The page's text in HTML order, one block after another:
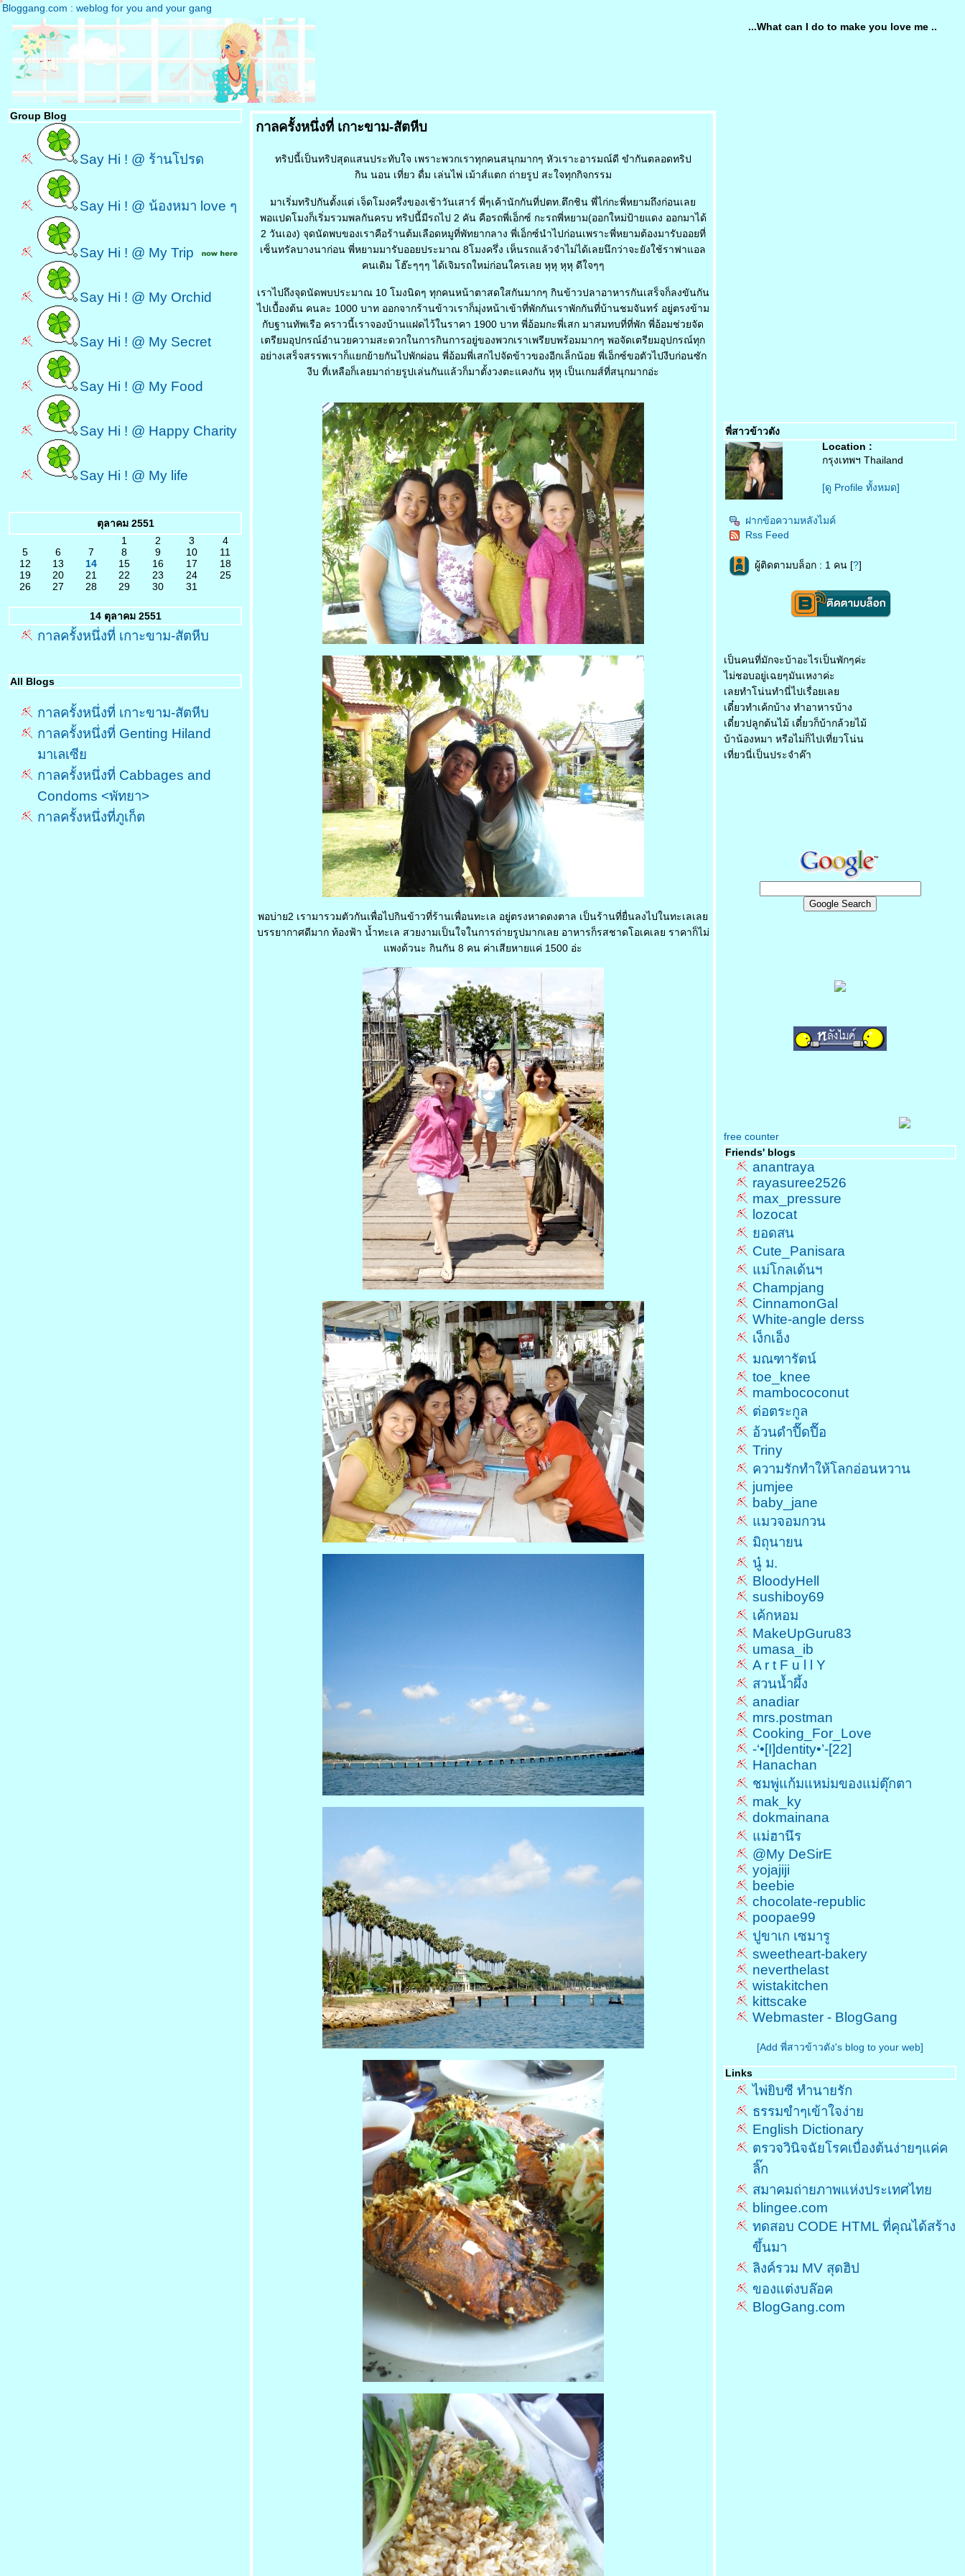
Bloggang.com : weblog for you and your gang
...What can I do to make you love me ..
Group Blog
Say Hi ! @ ร้านโปรด
Say Hi ! @ น้องหมา love ๆ
Say Hi ! @ My Trip
Say Hi ! @ My Orchid
Say Hi ! @ My Secret
Say Hi ! @ My Food
Say Hi ! @ Happy Charity
Say Hi ! @ My life
ตุลาคม 2551
1
2 3
4
5
6 7 8 9 10
11
12
13 14 15 16 17
18
19
20 21 22 23 24
25
26
27 28 29 30 31
14 ตุลาคม 2551
กาลครั้งหนึ่งที่ เกาะขาม-สัตหีบ
All Blogs
กาลครั้งหนึ่งที่ เกาะขาม-สัตหีบ
กาลครั้งหนึ่งที่ Genting Hiland
มาเลเซี
กาลครั้งหนึ่งที่ Cabbages and
Condoms <พัทยา>
กาลครั้งหนึ่งที่ภูเก็ต
กาลครั้งหนึ่งที่ เกาะขาม-สัตหีบ
ทริปนี้เป็นทริปสุดแสนประทับใจ เพราะพวกเราทุกคนสนุกมากๆ หัวเราะอารมณ์ดี ขำกันตลอดทริป
กิน นอน เที่ยว ดื่ม เล่นไพ่ เม้าส์แตก ถ่ายรูป สะใจทุกกิจกรรม
มาเริ่มทริปกันตั้งแต่ เจ็ดโมงครึ่งของเช้าวันเสาร์ พี่ๆเค้านักกันที่ปตท.ตึกชิน พี่ไก่กะพี่หยามถึงก่อนเล
พอแปดโมงก็เริ่มรวมพลกันครบ ทริปนี้มีรถไป 2 คัน คือรถพี่เอ็กซ์ กะรถพี่หยาม(ออกใหม่ป้ายแดง ออกมาได้
2 วันเอง) จุดนัดพบของเราคือร้านต้มเลือดหมูที่พัทยากลาง พี่เอ็กซ์นำไปก่อนเพราะพี่หยามต้องมารับออยที่
เซ็นทรัลบางนาก่อน พี่หยามมารับออยประมาณ 8โมงครึ่ง เห็นรถแล้วจำไม่ได้เลยนึกว่าจะยังใช้ราฟาแอล
คนเดิม โฮ๊ะๆๆๆ ได้เจิมรถใหม่ก่อนใครเลย หุหุ หุหุ ดีใจๆๆ
เราไปถึงจุดนัดพบประมาณ 10 โมงนิดๆ ทุกคนหน้าตาสดใสกันมากๆ กินข้าวปลาอาหารกันเสร็จก็ลงขันกัน
ไปเบื้องต้น คนละ 1000 บาท ออกจากร้านข้าวเราก็มุ่งหน้าเข้าที่พักกันเราพักกันที่บ้านชมจันทร์ อยู่ตรงข้าม
กับฐานทัพเรือ คราวนี้เราจองบ้านแฝดไว้ในราคา 1900 บาท พี่อ้อมกะพี่เสก มาสมทบที่ที่พัก พี่อ้อมช่วยจัด
เตรียมอุปกรณ์อำนวยความสะดวกในการกินการอยู่ของพวกเราเพรียบพร้อมมากๆ พอจัดเตรียมอุปกรณ์ทุก
อย่างเสร็จสรรพเราก็แยกย้ายกันไปพักผ่อน พี่อ้อมพี่เสกไปจัดข้าวของอีกเล็กน้อย พี่เอ็กซ์ขอตัวไปงีบก่อนซัก
งีบ ที่เหลือก็เลยมาถ่ายรูปเล่นกันแล้วก็มาตั้งวงตะแคงกัน หุหุ เป็นเกมส์ที่สนุกมากอ่ะ
พอบ่าย2 เรามารวมตัวกันเพื่อไปกินข้าวที่ร้านเพื่อนทะเล อยู่ตรงหาดดงตาล เป็นร้านที่ยื่นลงไปในทะเลเล
บรรยากาศดีมาก ท้องฟ้า น้ำทะเล สวยงามเป็นใจในการถ่ายรูปมากเลย อาหารก็รสชาดโอเคเลย ราคาก็ไม่
พงด้วนะ กินกัน 8 คน ค่าเสียหายแค่ 1500 อ่ะ
พี่สาวข้าวตัง
Location :
กรุงเทพฯ Thailand
[ดู Profile ทั้งหมด]
ฝากข้อความหลังไมค์
Rss Feed
ผู้ติดตามบล็อก : 1 คน [?]
เป็นคนที่มักจะบ้าอะไรเป็นพักๆค่ะ
ไม่ชอบอยู่เฉยๆมันเหงาค่ะ
เลยทำโน่นทำนี่ไปเรื่อยเล
เดี๋ยวทำเค้กบ้าง ทำอาหารบ้าง
เดี๋ยวปลูกต้นไม้ เดี๋ยวก็บ้ากล้วยไม้
บ้าน้องหมา หรือไม่ก็ไปเที่ยวโน่น
เที่ยวนี่เป็นประจำค๊า
free counter
Friends' blogs
anantraya
rayasuree2526
max_pressure
lozocat
อดสน
Cute_Panisara
ม่โกลเด้นฯ
Champjang
CinnamonGal
White-angle derss
เง็กเอ็ง
มณฑารัตน์
toe_knee
mambococonut
ต่อตระกูล
อ้วนดำปื๊ดปื๊อ
Triny
ความรักทำให้โลกอ่อนหวาน
jumjee
baby_jane
มวจอมกวน
มิถุนายน
นู๋ ม.
BloodyHell
sushiboy69
เค้กหอม
MakeUpGuru83
umasa_ib
A r t F u l l Y
สวนน้ำผึ้ง
anadiar
mrs.postman
Cooking_For_Love
-‘•[I]dentity•’-[22]
Hanachan
ชมพู่แก้มแหม่มของแม่ตุ๊กตา
mak_ky
dokmainana
ม่ฮานึร
@My DeSirE
yojajiji
beebie
chocolate-republic
poopae99
ปูขาเก เซมารู
sweetheart-bakery
neverthelast
wistakitchen
kittscake
Webmaster - BlogGang
[Add พี่สาวข้าวตัง's blog to your web]
Links
ไพ่ยิบซี ทำนายรัก
ธรรมขำๆเข้าใจง่า
English Dictionary
ตรวจวินิจฉัยโรคเบื่องต้นง่ายๆแค่ค
ลิ๊ก
สมาคมถ่ายภาพแห่งประเทศไท
blingee.com
ทดสอบ CODE HTML ที่คุณได้สร้าง
ขึ้นมา
ลิงค์รวม MV สุดฮิป
ของแต่งบล๊อค
BlogGang.com